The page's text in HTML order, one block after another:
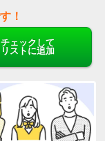
！
チェックして
リストに追加